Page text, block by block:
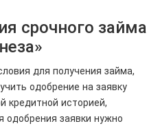
срочного займа
для получения займа,
одобрение на заявку
кредитной историей,
одобрения заявки нужно